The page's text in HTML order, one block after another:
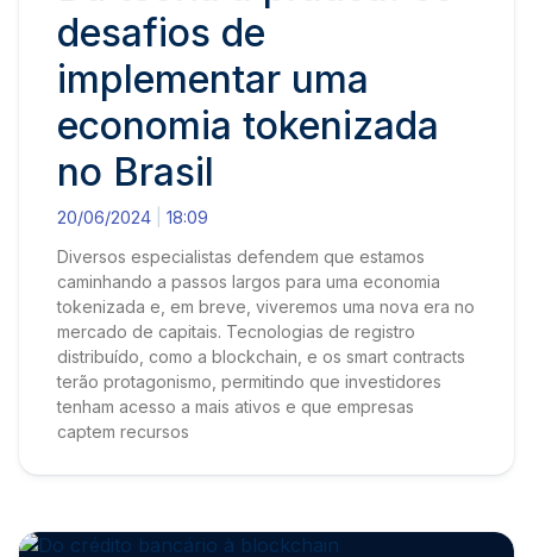
desafios de
implementar uma
economia tokenizada
no Brasil
20/06/2024
18:09
Diversos especialistas defendem que estamos
caminhando a passos largos para uma economia
tokenizada e, em breve, viveremos uma nova era no
mercado de capitais. Tecnologias de registro
distribuído, como a blockchain, e os smart contracts
terão protagonismo, permitindo que investidores
tenham acesso a mais ativos e que empresas
captem recursos